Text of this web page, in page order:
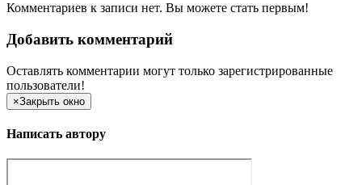
Комментариев к записи нет. Вы можете стать первым!
Добавить комментарий
Оставлять комментарии могут только зарегистрированные
пользователи!
×Закрыть окно
Написать автору